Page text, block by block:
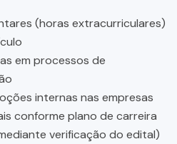
(horas extracurriculares)
em processos de
internas nas empresas
conforme plano de carreira
verificação do edital)